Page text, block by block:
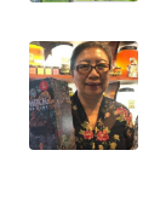
WN
JABAR
WN
BANTEN